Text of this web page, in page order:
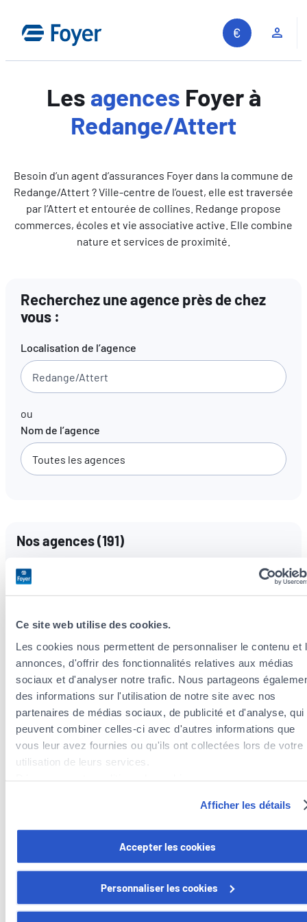
Ce site web utilise des cookies.
Les cookies nous permettent de personnaliser le contenu et
annonces, d'offrir des fonctionnalités relatives aux médias
sociaux et d'analyser notre trafic. Nous partageons
des informations sur l'utilisation de notre site avec nos
partenaires de médias sociaux, de publicité et d'analyse, qui
peuvent combiner celles-ci avec d'autres informations que
vous leur avez fournies ou qu'ils ont collectées lors de votre
utilisation de leurs services.
Vous avez la possibilité de retirer votre consentement à tout
moment en cliquant sur le lien "gestion des cookies" en bas
Certains de ces cookies sont strictement nécessaires au
Afficher les détails
Accepter les cookies
Personnaliser les cookies
contenu
Recherche sur le site
Les agences Foyer à
Redange/Attert
Besoin d’un agent d’assurances Foyer dans la commune de
Redange/Attert ? Ville-centre de l’ouest, elle est traversée
par l’Attert et entourée de collines. Redange propose
commerces, écoles et vie associative active. Elle combine
nature et services de proximité.
Recherchez une agence près de chez
vous :
Localisation de l’agence
ou
Nom de l’agence
Nos agences(191)
Langues parlées
Toutes les langues
Agents d’assurances à proximité de la
commune de Redange/Attert
Agents d’assurances dans la commune de Useldange
Agents d’assurances dans la commune de Préizerdaul